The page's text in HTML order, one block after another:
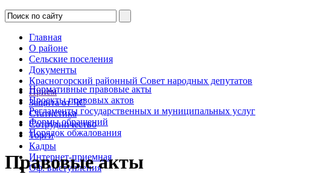
Главная
О районе
Сельские поселения
Документы
Красногорский районный Совет народных депутатов
Прием
Защита от ЧС
Статистика
Сотрудничество
Торги
Кадры
Интернет-приемная
Оф. выступления
Нормативные правовые акты
Проекты правовых актов
Регламенты государственных и муниципальных услуг
Формы обращений
Порядок обжалования
Правовые акты